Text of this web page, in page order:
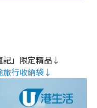
」限定精品↓
旅行收納袋↓